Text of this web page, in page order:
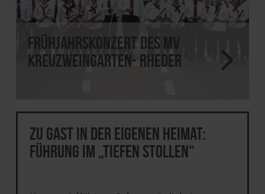
Frühjahrskonzert des MV
Kreuzweingarten- Rheder
Zu Gast in der eigenen Heimat:
Führung im „Tiefen Stollen“